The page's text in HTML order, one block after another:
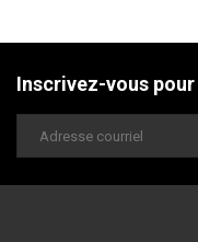
Inscrivez-vous